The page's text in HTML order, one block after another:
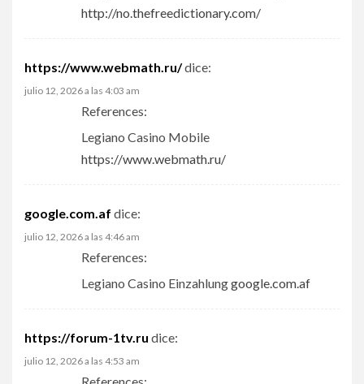
http://no.thefreedictionary.com/
https://www.webmath.ru/dice:
julio 12, 2026 a las 4:03 am
References:
Legiano Casino Mobile
https://www.webmath.ru/
google.com.af dice:
julio 12, 2026 a las 4:46 am
References:
Legiano Casino Einzahlunggoogle.com.af
https://forum-1tv.ru dice:
julio 12, 2026 a las 4:53 am